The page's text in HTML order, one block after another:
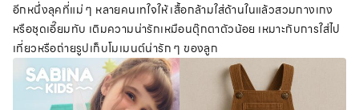
อีกหนึ่งลุคที่แม่ ๆ หลายคนเทใจให้ เสื้อกล้ามใส่ด้านในแล้วสวมกางเกง
หรือชุดเอี๊ยมทับ เติมความน่ารักเหมือนตุ๊กตาตัวน้อย เหมาะกับการใส่ไป
เที่ยวหรือถ่ายรูปเก็บโมเมนต์น่ารัก ๆ ของลูก